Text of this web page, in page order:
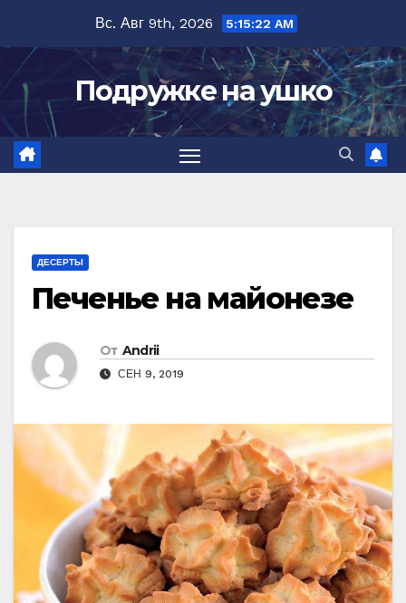
содержимому
Вс. Авг 9th, 2026 5:15:23 AM
Подружке на ушко
ДЕСЕРТЫ
Печенье на майонезе
От Andrii
СЕН 9, 2019